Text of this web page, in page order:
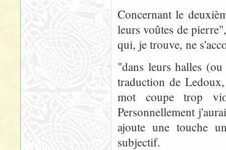
Concernant le
leurs voûtes de
qui, je trouve, ne
"dans leurs halles
traduction de
mot coupe trop
Personnellement
ajoute une touche
subjectif.